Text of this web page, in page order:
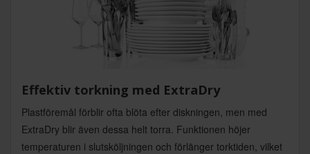
Effektiv torkning med ExtraDry
Plastföremål förblir ofta blöta efter diskningen, men med
ExtraDry blir även dessa helt torra. Funktionen höjer
temperaturen i slutsköljningen och förlänger torktiden, vilket